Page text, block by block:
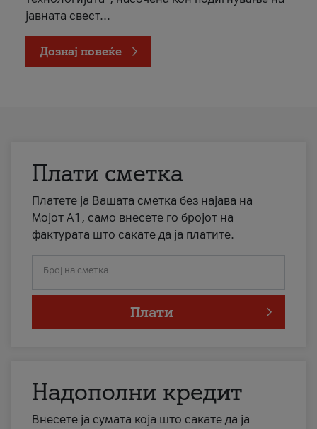
јавната свест...
Дознај повеќе
Плати сметка
Платете ја Вашата сметка без најава на
Мојот А1, само внесете го бројот на
фактурата што сакате да ја платите.
Број на сметка
Плати
Надополни кредит
Внесете ја сумата која што сакате да ја